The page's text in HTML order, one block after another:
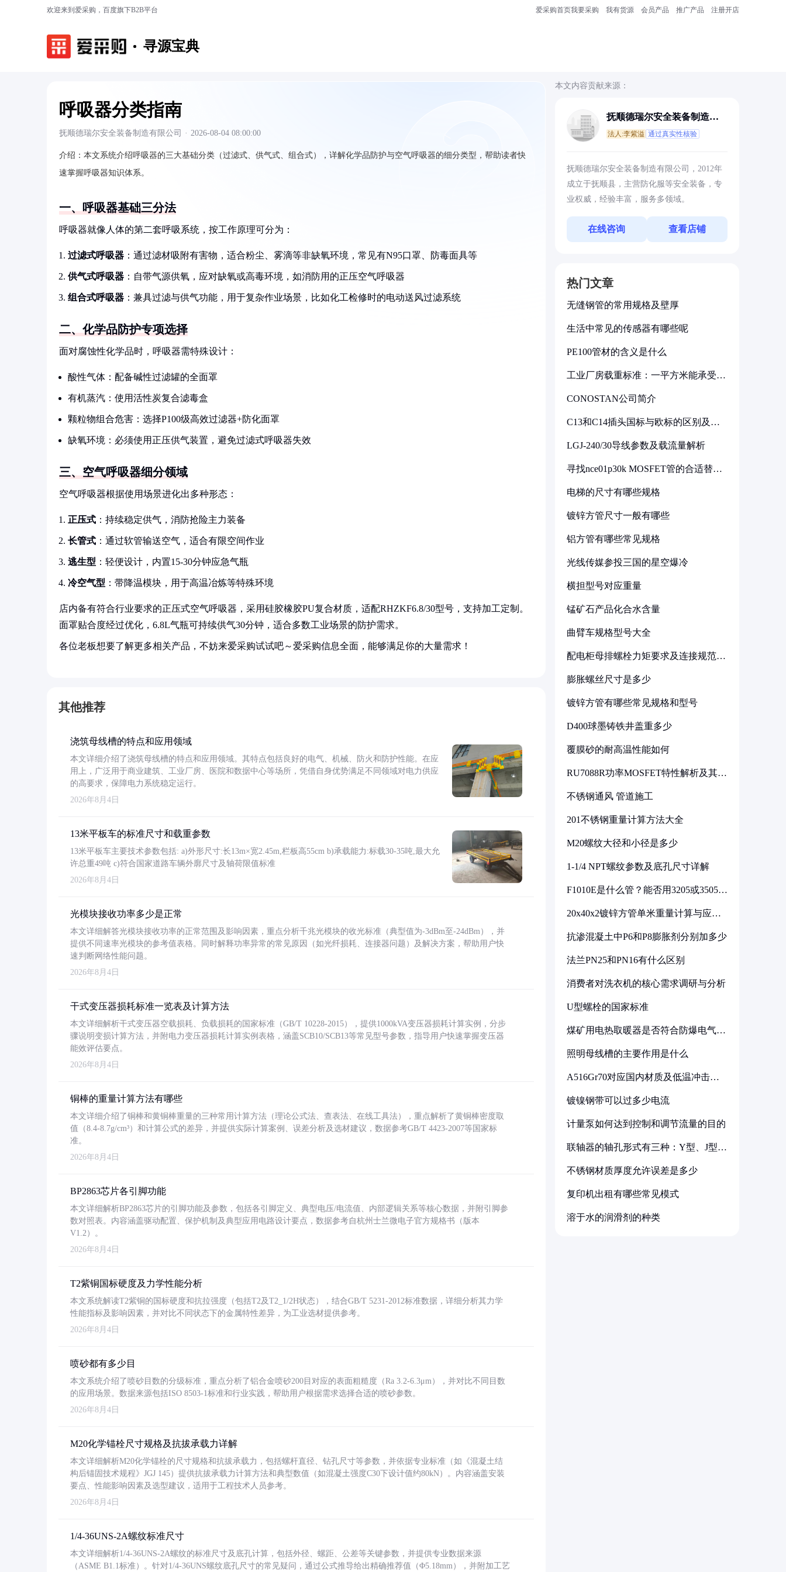
欢迎来到爱采购，百度旗下B2B平台 爱采购首页我要采购 我有货源 会员产品 推广产品 注册开店
寻源宝典
呼吸器分类指南
抚顺德瑞尔安全装备制造有限公司 · 2026-08-04 08:00:00
介绍： 本文系统介绍呼吸器的三大基础分类（过滤式、供气式、组合式），详解化学品防护与空气呼吸器的细分类型，帮助读者快
速掌握呼吸器知识体系。
一、呼吸器基础三分法
呼吸器就像人体的第二套呼吸系统，按工作原理可分为：
过滤式呼吸器 ：通过滤材吸附有害物，适合粉尘、雾滴等非缺氧环境，常见有N95口罩、防毒面具等
供气式呼吸器 ：自带气源供氧，应对缺氧或高毒环境，如消防用的正压空气呼吸器
组合式呼吸器 ：兼具过滤与供气功能，用于复杂作业场景，比如化工检修时的电动送风过滤系统
二、化学品防护专项选择
面对腐蚀性化学品时，呼吸器需特殊设计：
酸性气体：配备碱性过滤罐的全面罩
有机蒸汽：使用活性炭复合滤毒盒
颗粒物组合危害：选择P100级高效过滤器+防化面罩
缺氧环境：必须使用正压供气装置，避免过滤式呼吸器失效
三、空气呼吸器细分领域
空气呼吸器根据使用场景进化出多种形态：
正压式 ：持续稳定供气，消防抢险主力装备
长管式 ：通过软管输送空气，适合有限空间作业
逃生型 ：轻便设计，内置15-30分钟应急气瓶
冷空气型 ：带降温模块，用于高温冶炼等特殊环境
店内备有符合行业要求的正压式空气呼吸器，采用硅胶橡胶PU复合材质，适配RHZKF6.8/30型号，支持加工定制。
面罩贴合度经过优化，6.8L气瓶可持续供气30分钟，适合多数工业场景的防护需求。
各位老板想要了解更多相关产品，不妨来爱采购试试吧～爱采购信息全面，能够满足你的大量需求！
其他推荐
浇筑母线槽的特点和应用领域
本文详细介绍了浇筑母线槽的特点和应用领域。其特点包括良好的电气、机械、防火和防护性能。在应
用上，广泛用于商业建筑、工业厂房、医院和数据中心等场所，凭借自身优势满足不同领域对电力供应
的高要求，保障电力系统稳定运行。
2026年8月4日
13米平板车的标准尺寸和载重参数
13米平板车主要技术参数包括: a)外形尺寸:长13m×宽2.45m,栏板高55cm b)承载能力:标载30-35吨,最大允
许总重49吨 c)符合国家道路车辆外廓尺寸及轴荷限值标准
2026年8月4日
光模块接收功率多少是正常
本文详细解答光模块接收功率的正常范围及影响因素，重点分析千兆光模块的收光标准（典型值为-3dBm至-24dBm），并
提供不同速率光模块的参考值表格。同时解释功率异常的常见原因（如光纤损耗、连接器问题）及解决方案，帮助用户快
速判断网络性能问题。
2026年8月4日
干式变压器损耗标准一览表及计算方法
本文详细解析干式变压器空载损耗、负载损耗的国家标准（GB/T 10228-2015），提供1000kVA变压器损耗计算实例，分步
骤说明变损计算方法，并附电力变压器损耗计算实例表格，涵盖SCB10/SCB13等常见型号参数，指导用户快速掌握变压器
能效评估要点。
2026年8月4日
铜棒的重量计算方法有哪些
本文详细介绍了铜棒和黄铜棒重量的三种常用计算方法（理论公式法、查表法、在线工具法），重点解析了黄铜棒密度取
值（8.4-8.7g/cm³）和计算公式的差异，并提供实际计算案例、误差分析及选材建议，数据参考GB/T 4423-2007等国家标
准。
2026年8月4日
BP2863芯片各引脚功能
本文详细解析BP2863芯片的引脚功能及参数，包括各引脚定义、典型电压/电流值、内部逻辑关系等核心数据，并附引脚参
数对照表。内容涵盖驱动配置、保护机制及典型应用电路设计要点，数据参考自杭州士兰微电子官方规格书（版本
V1.2）。
2026年8月4日
T2紫铜国标硬度及力学性能分析
本文系统解读T2紫铜的国标硬度和抗拉强度（包括T2及T2_1/2H状态），结合GB/T 5231-2012标准数据，详细分析其力学
性能指标及影响因素，并对比不同状态下的金属特性差异，为工业选材提供参考。
2026年8月4日
喷砂都有多少目
本文系统介绍了喷砂目数的分级标准，重点分析了铝合金喷砂200目对应的表面粗糙度（Ra 3.2-6.3μm），并对比不同目数
的应用场景。数据来源包括ISO 8503-1标准和行业实践，帮助用户根据需求选择合适的喷砂参数。
2026年8月4日
M20化学锚栓尺寸规格及抗拔承载力详解
本文详细解析M20化学锚栓的尺寸规格和抗拔承载力，包括螺杆直径、钻孔尺寸等参数，并依据专业标准（如《混凝土结
构后锚固技术规程》JGJ 145）提供抗拔承载力计算方法和典型数值（如混凝土强度C30下设计值约80kN）。内容涵盖安装
要点、性能影响因素及选型建议，适用于工程技术人员参考。
2026年8月4日
1/4-36UNS-2A螺纹标准尺寸
本文详细解析1/4-36UNS-2A螺纹的标准尺寸及底孔计算，包括外径、螺距、公差等关键参数，并提供专业数据来源
（ASME B1.1标准）。针对1/4-36UNS螺纹底孔尺寸的常见疑问，通过公式推导给出精确推荐值（Φ5.18mm），并附加工艺
本文内容贡献来源：
抚顺德瑞尔安全装备制造有
法人:李紫溢 通过真实性核验
抚顺德瑞尔安全装备制造有限公司，2012年
成立于抚顺县，主营防化服等安全装备，专
业权威，经验丰富，服务多领域。
在线咨询 查看店铺
热门文章
无缝钢管的常用规格及壁厚
生活中常见的传感器有哪些呢
PE100管材的含义是什么
工业厂房载重标准：一平方米能承受多
CONOSTAN公司简介
C13和C14插头国标与欧标的区别及其
LGJ-240/30导线参数及载流量解析
寻找nce01p30k MOSFET管的合适替代
电梯的尺寸有哪些规格
镀锌方管尺寸一般有哪些
铝方管有哪些常见规格
光线传媒参投三国的星空爆冷
横担型号对应重量
锰矿石产品化合水含量
曲臂车规格型号大全
配电柜母排螺栓力矩要求及连接规范详
膨胀螺丝尺寸是多少
镀锌方管有哪些常见规格和型号
D400球墨铸铁井盖重多少
覆膜砂的耐高温性能如何
RU7088R功率MOSFET特性解析及其在
不锈钢通风 管道施工
201不锈钢重量计算方法大全
M20螺纹大径和小径是多少
1-1/4 NPT螺纹参数及底孔尺寸详解
F1010E是什么管？能否用3205或3505代
20x40x2镀锌方管单米重量计算与应用
抗渗混凝土中P6和P8膨胀剂分别加多少
法兰PN25和PN16有什么区别
消费者对洗衣机的核心需求调研与分析
U型螺栓的国家标准
煤矿用电热取暖器是否符合防爆电气设
照明母线槽的主要作用是什么
A516Gr70对应国内材质及低温冲击要
镀镍钢带可以过多少电流
计量泵如何达到控制和调节流量的目的
联轴器的轴孔形式有三种：Y型、J型、
不锈钢材质厚度允许误差是多少
复印机出租有哪些常见模式
溶于水的润滑剂的种类